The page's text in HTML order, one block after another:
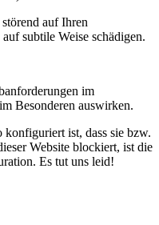
auf Ihren
subtile Weise schädigen.
im
Besonderen auswirken.
ist, dass sie bzw.
Website blockiert, ist die
Es tut uns leid!